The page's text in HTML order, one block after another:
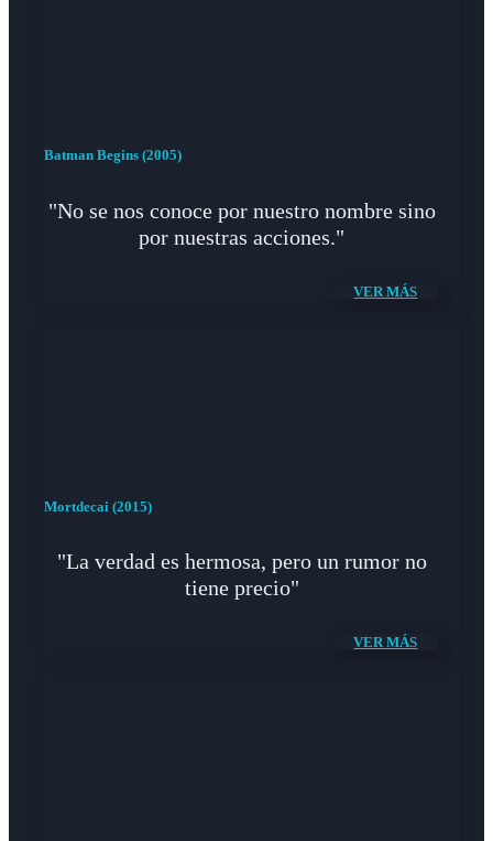
Batman Begins (2005)
"No se nos conoce por nuestro nombre sino
por nuestras acciones."
VER MÁS
Mortdecai (2015)
"La verdad es hermosa, pero un rumor no
tiene precio"
VER MÁS